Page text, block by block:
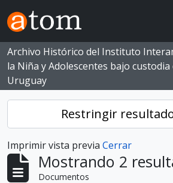
Skip to main content
Archivo Histórico del Instituto
la Niña y Adolescentes bajo custodia
Uruguay
Restringir
Imprimir vista previa Cerrar
Mostrando 2
Documentos